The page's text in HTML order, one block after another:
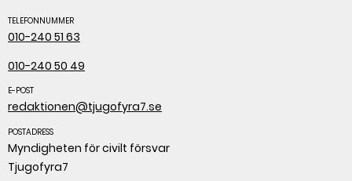
TELEFONNUMMER
010-240 51 63
010-240 50 49
E-POST
redaktionen@tjugofyra7.se
POSTADRESS
Myndigheten för civilt försvar
Tjugofyra7